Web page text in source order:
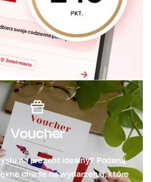
Voucher
na prezent idealny? Podaruj
chwile na wydarzeniu, które